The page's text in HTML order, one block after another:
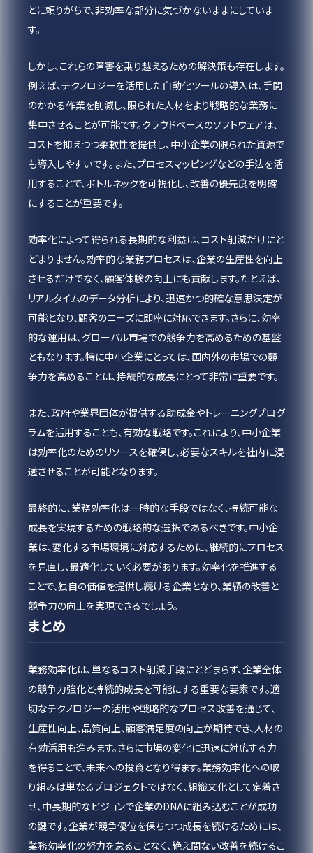
とに頼りがちで、非効率な部分に気づかないままにしていま
す。
しかし、これらの障害を乗り越えるための解決策も存在します。
例えば、テクノロジーを活用した自動化ツールの導入は、手間
のかかる作業を削減し、限られた人材をより戦略的な業務に
集中させることが可能です。クラウドベースのソフトウェアは、
コストを抑えつつ柔軟性を提供し、中小企業の限られた資源で
も導入しやすいです。また、プロセスマッピングなどの手法を活
用することで、ボトルネックを可視化し、改善の優先度を明確
にすることが重要です。
効率化によって得られる長期的な利益は、コスト削減だけにと
どまりません。効率的な業務プロセスは、企業の生産性を向上
させるだけでなく、顧客体験の向上にも貢献します。たとえば、
リアルタイムのデータ分析により、迅速かつ的確な意思決定が
可能となり、顧客のニーズに即座に対応できます。さらに、効率
的な運用は、グローバル市場での競争力を高めるための基盤
ともなります。特に中小企業にとっては、国内外の市場での競
争力を高めることは、持続的な成長にとって非常に重要です。
また、政府や業界団体が提供する助成金やトレーニングプログ
ラムを活用することも、有効な戦略です。これにより、中小企業
は効率化のためのリソースを確保し、必要なスキルを社内に浸
透させることが可能となります。
最終的に、業務効率化は一時的な手段ではなく、持続可能な
成長を実現するための戦略的な選択であるべきです。中小企
業は、変化する市場環境に対応するために、継続的にプロセス
を見直し、最適化していく必要があります。効率化を推進する
ことで、独自の価値を提供し続ける企業となり、業績の改善と
競争力の向上を実現できるでしょう。
まとめ
業務効率化は、単なるコスト削減手段にとどまらず、企業全体
の競争力強化と持続的成長を可能にする重要な要素です。適
切なテクノロジーの活用や戦略的なプロセス改善を通じて、
生産性向上、品質向上、顧客満足度の向上が期待でき、人材の
有効活用も進みます。さらに市場の変化に迅速に対応する力
を得ることで、未来への投資となり得ます。業務効率化への取
り組みは単なるプロジェクトではなく、組織文化として定着さ
せ、中長期的なビジョンで企業のDNAに組み込むことが成功
の鍵です。企業が競争優位を保ちつつ成長を続けるためには、
業務効率化の努力を怠ることなく、絶え間ない改善を続けるこ